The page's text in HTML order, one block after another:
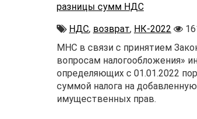
НДС, возврат, НК-2022
МНС в связи с принятием
вопросам налогообложения»
определяющих с 01.01.2022
суммой налога на
имущественных прав.